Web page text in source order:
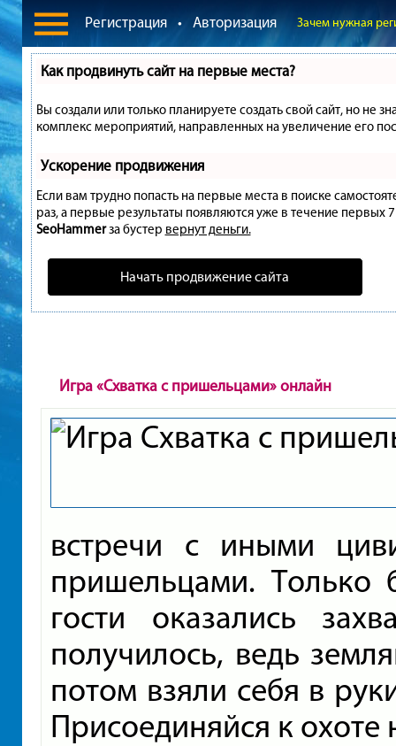
Регистрация • Авторизация Зачем нужная
Как продвинуть сайт на первые места?
Вы создали или только планируете создать свой сайт, но не
комплекс мероприятий, направленных на увеличение его
Ускорение продвижения
Если вам трудно попасть на первые места в поиске
раз, а первые результаты появляются уже в течение первых
SeoHammerза бустер вернут деньги.
Начать продвижение сайта
Игра «Схватка с пришельцами» онлайн
встречи с иными
пришельцами. Только
гости оказались
получилось, ведь
потом взяли себя в
Присоединяйся к охоте